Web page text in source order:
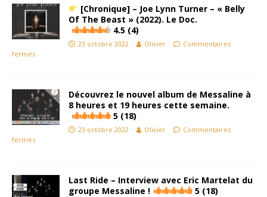
[Chronique] – Joe Lynn Turner – « Belly
Of The Beast » (2022). Le Doc.
4.5 (4)
23 octobre 2022 Olivier
Commentaires
fermés
Découvrez le nouvel album de Messaline à
8 heures et 19 heures cette semaine.
5 (18)
23 octobre 2022 Olivier
Commentaires
fermés
Last Ride – Interview avec Eric Martelat du
groupe Messaline !
5 (18)